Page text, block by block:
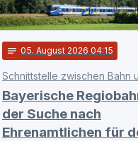
notes 05. August 2026 04:15
Bayerische
der Suche nach
Ehrenamtlichen für